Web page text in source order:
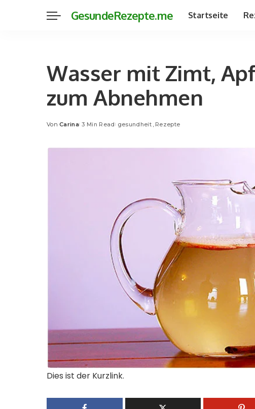
GesundeRezepte.me Startseite
Wasser mit Zimt,
zum Abnehmen
Posted
Von Carina 3 Min Read gesundheit Rezepte
Dies ist der Kurzlink.